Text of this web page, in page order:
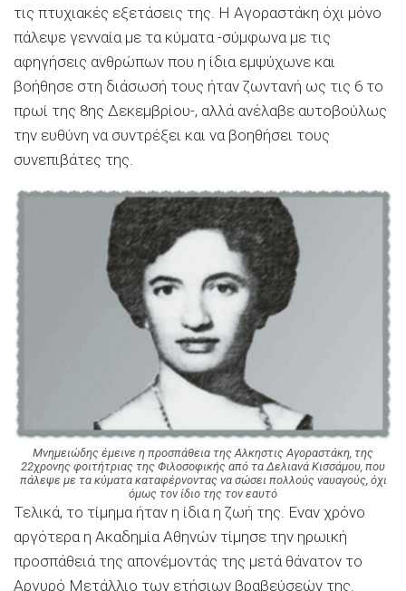
τις πτυχιακές εξετάσεις της. Η Αγοραστάκη όχι μόνο
πάλεψε γενναία με τα κύματα -σύμφωνα με τις
αφηγήσεις ανθρώπων που η ίδια εμψύχωνε και
βοήθησε στη διάσωσή τους ήταν ζωντανή ως τις 6 το
πρωί της 8ης Δεκεμβρίου-, αλλά ανέλαβε αυτοβούλως
την ευθύνη να συντρέξει και να βοηθήσει τους
συνεπιβάτες της.
Μνημειώδης έμεινε η προσπάθεια της Αλκηστις Αγοραστάκη, της
22χρονης φοιτήτριας της Φιλοσοφικής από τα Δελιανά Κισσάμου, που
πάλεψε με τα κύματα καταφέρνοντας να σώσει πολλούς ναυαγούς, όχι
όμως τον ίδιο της τον εαυτό
Τελικά, το τίμημα ήταν η ίδια η ζωή της. Εναν χρόνο
αργότερα η Ακαδημία Αθηνών τίμησε την ηρωική
προσπάθειά της απονέμοντάς της μετά θάνατον το
Αργυρό Μετάλλιο των ετήσιων βραβεύσεών της.